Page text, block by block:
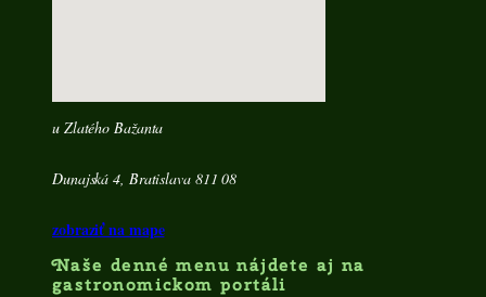
u Zlatého Bažanta
Dunajská 4, Bratislava 811 08
zobraziť na mape
Naše denné menu nájdete aj na
gastronomickom portáli